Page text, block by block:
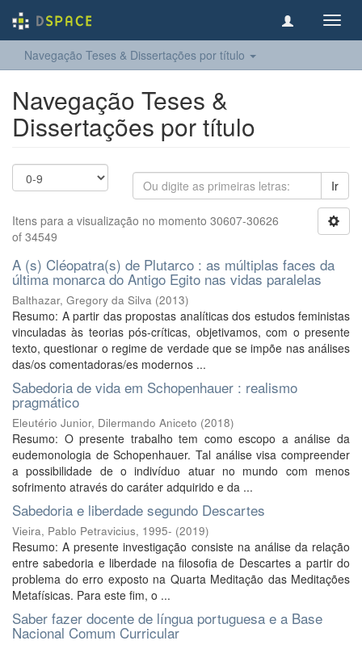
Navegação Teses & Dissertações por título
Navegação Teses &
Dissertações por título
Ir
Itens para a visualização no momento 30607-30626
of 34549
A (s) Cléopatra(s) de Plutarco : as múltiplas faces da
última monarca do Antigo Egito nas vidas paralelas
Balthazar, Gregory da Silva (2013)
Resumo: A partir das propostas analíticas dos estudos feministas
vinculadas às teorias pós-críticas, objetivamos, com o presente
texto, questionar o regime de verdade que se impõe nas análises
das/os comentadoras/es modernos ...
Sabedoria de vida em Schopenhauer : realismo
pragmático
Eleutério Junior, Dilermando Aniceto (2018)
Resumo: O presente trabalho tem como escopo a análise da
eudemonologia de Schopenhauer. Tal análise visa compreender
a possibilidade de o indivíduo atuar no mundo com menos
sofrimento através do caráter adquirido e da ...
Sabedoria e liberdade segundo Descartes
Vieira, Pablo Petravicius, 1995- (2019)
Resumo: A presente investigação consiste na análise da relação
entre sabedoria e liberdade na filosofia de Descartes a partir do
problema do erro exposto na Quarta Meditação das Meditações
Metafísicas. Para este fim, o ...
Saber fazer docente de língua portuguesa e a Base
Nacional Comum Curricular